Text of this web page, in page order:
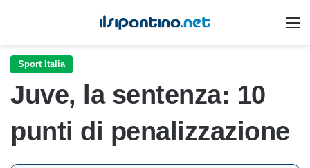
Sport Italia
Juve, la sentenza: 10
punti di penalizzazione